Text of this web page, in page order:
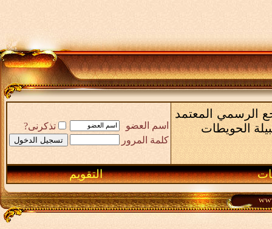
الرسمي المعتمد
الحويطات
اسم العضو
تذكرنى?
كلمة المرور
التقويم